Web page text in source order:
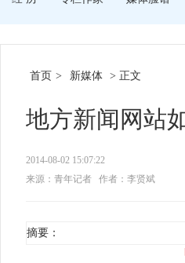
首页 > 新媒体 > 正文
地方新闻网站
2014-08-02 15:07:22
来源：青年记者
作者：李贤斌
摘要：